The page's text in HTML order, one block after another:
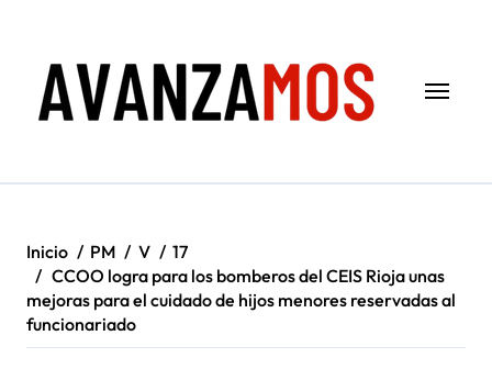
contenido
Inicio PM V
17
CCOO logra para los bomberos del CEIS Rioja unas
mejoras para el cuidado de hijos menores reservadas al
funcionariado